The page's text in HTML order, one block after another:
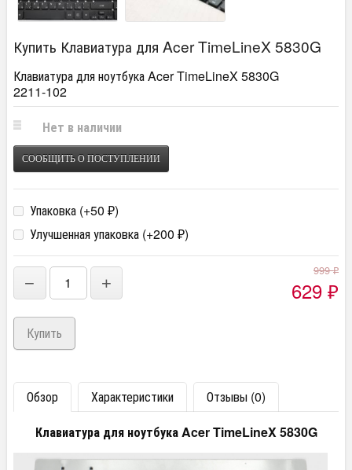
Купить Клавиатура для Acer TimeLineX 5830G
Клавиатура для ноутбука Acer TimeLineX 5830G
2211-102
Нет в наличии
СООБЩИТЬ О ПОСТУПЛЕНИИ
Упаковка (+50 ₽)
Улучшенная упаковка (+200 ₽)
− +
999₽
629 ₽
Обзор Характеристики
Отзывы (0)
Клавиатура для ноутбука Acer TimeLineX 5830G